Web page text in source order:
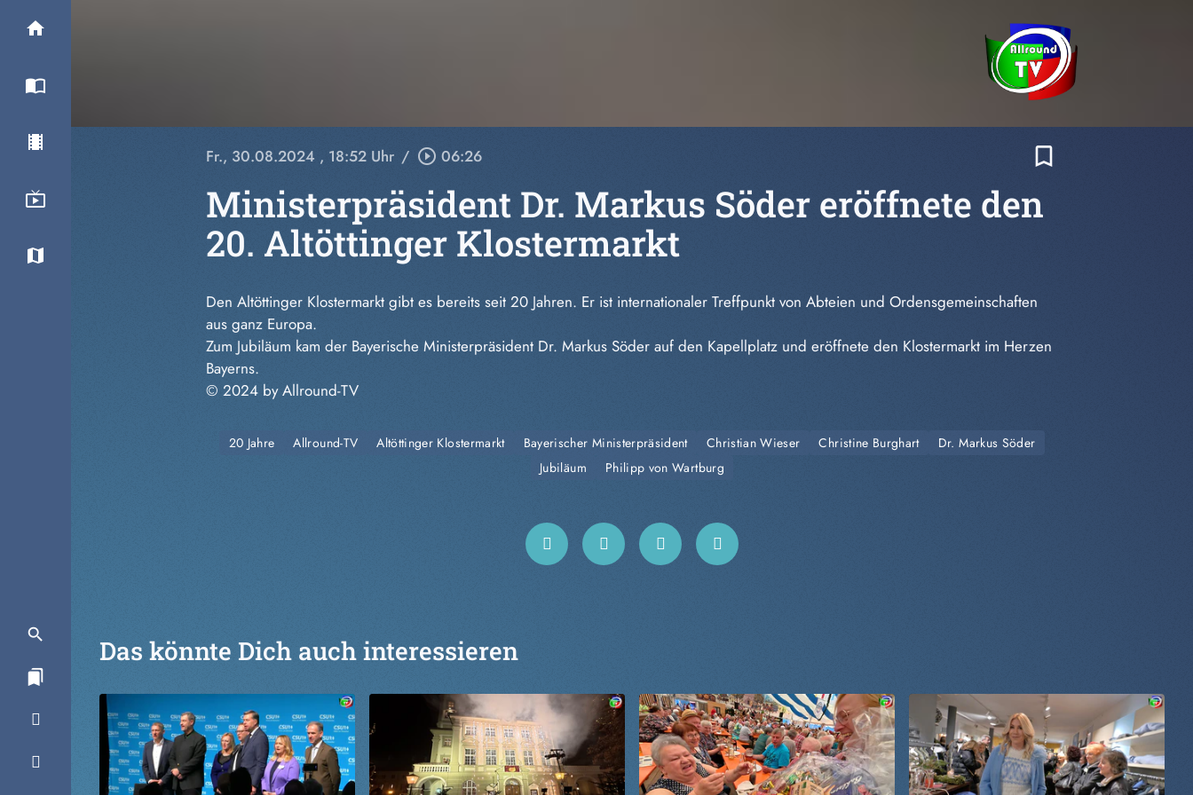
Fr., 30.08.2024 , 18:52 Uhr / play_circle_outline 06:26 bookmark_border
Ministerpräsident Dr. Markus Söder eröffnete den
20. Altöttinger Klostermarkt
Den Altöttinger Klostermarkt gibt es bereits seit 20 Jahren. Er ist internationaler Treffpunkt von Abteien und Ordensgemeinschaften
aus ganz Europa.
Zum Jubiläum kam der Bayerische Ministerpräsident Dr. Markus Söder auf den Kapellplatz und eröffnete den Klostermarkt im Herzen
Bayerns.
© 2024 by Allround-TV
20 Jahre Allround-TV Altöttinger Klostermarkt Bayerischer Ministerpräsident Christian Wieser Christine Burghart
Dr. Markus Söder
Jubiläum
Philipp von Wartburg
Das könnte Dich auch interessieren